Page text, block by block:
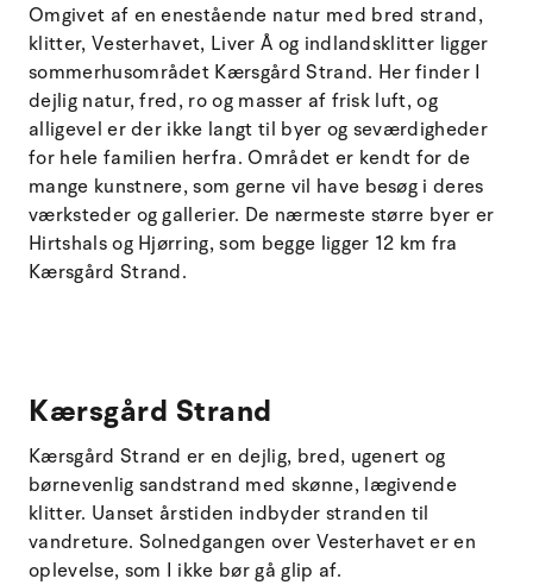
Omgivet af en enestående natur med bred strand,
klitter, Vesterhavet, Liver Å og indlandsklitter ligger
sommerhusområdet Kærsgård Strand. Her finder I
dejlig natur, fred, ro og masser af frisk luft, og
alligevel er der ikke langt til byer og seværdigheder
for hele familien herfra. Området er kendt for de
mange kunstnere, som gerne vil have besøg i deres
værksteder og gallerier. De nærmeste større byer er
Hirtshals og Hjørring, som begge ligger 12 km fra
Kærsgård Strand.
Kærsgård Strand
Kærsgård Strand er en dejlig, bred, ugenert og
børnevenlig sandstrand med skønne, lægivende
klitter. Uanset årstiden indbyder stranden til
vandreture. Solnedgangen over Vesterhavet er en
oplevelse, som I ikke bør gå glip af.